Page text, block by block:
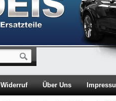
Widerruf Über Uns